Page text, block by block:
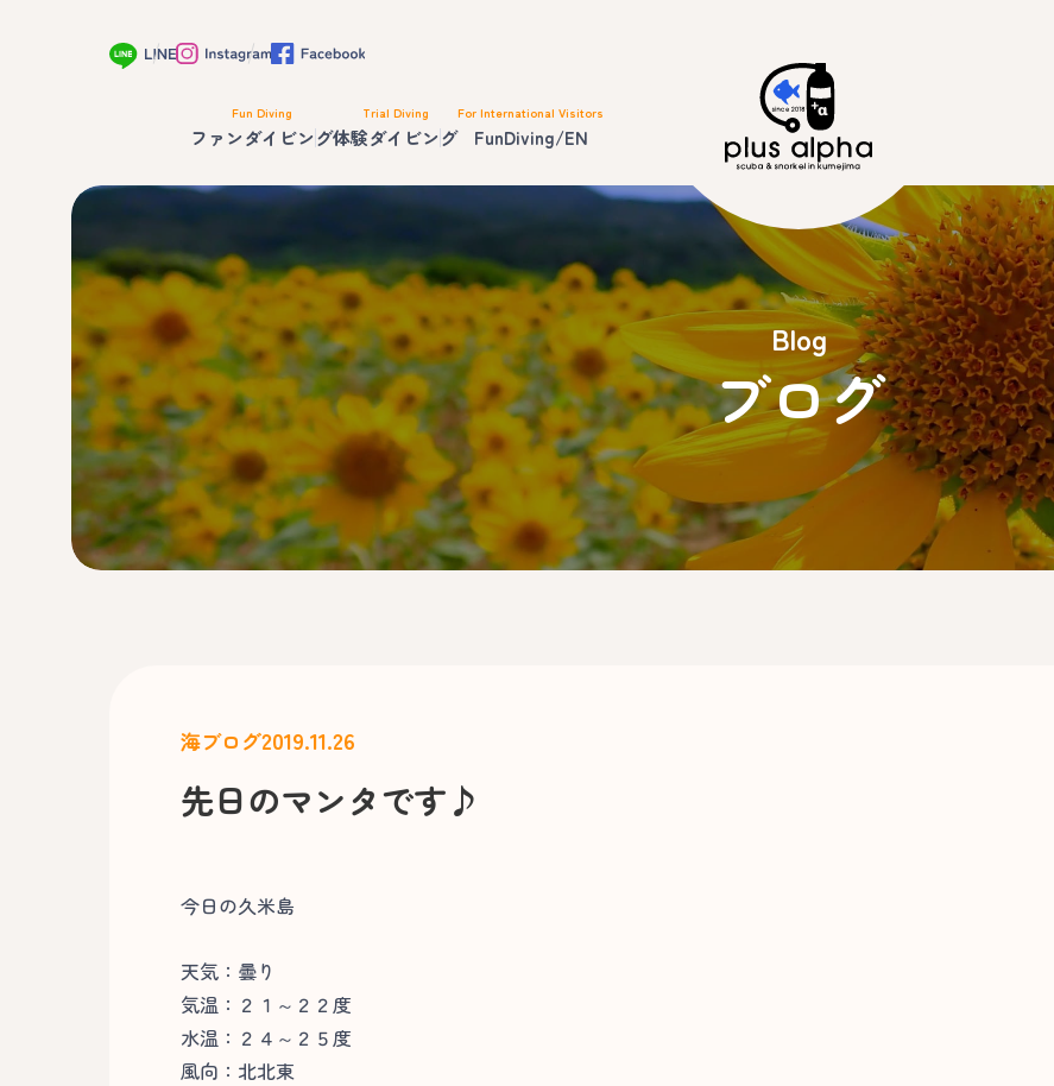
Fun Diving
ファンダイビング
Trial Diving
体験ダイビング
For International Visitors
FunDiving/EN
Blog
ブログ
海ブログ2019.11.26
先日のマンタです♪
今日の久米島
天気：曇り
気温：２１～２２度
水温：２４～２５度
風向：北北東